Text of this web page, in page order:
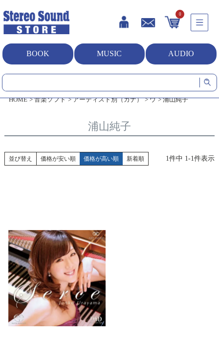
0
BOOK MUSIC AUDIO
HOME 音楽ソフト アーティスト別（カナ） ウ 浦山純子
浦山純子
並び替え 価格が安い順 価格が高い順 新着順 1件中 1-1件表示